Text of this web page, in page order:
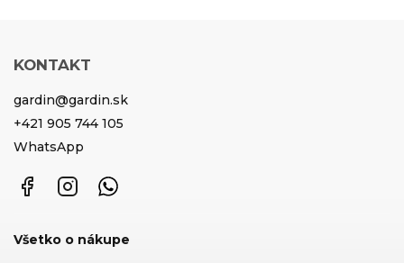
KONTAKT
gardin@gardin.sk
+421 905 744 105
WhatsApp
FacebookInstagram
Všetko o nákupe